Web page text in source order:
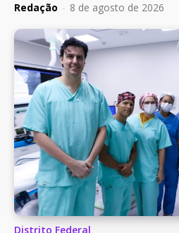
Redação - 8 de agosto de 2026
Distrito Federal